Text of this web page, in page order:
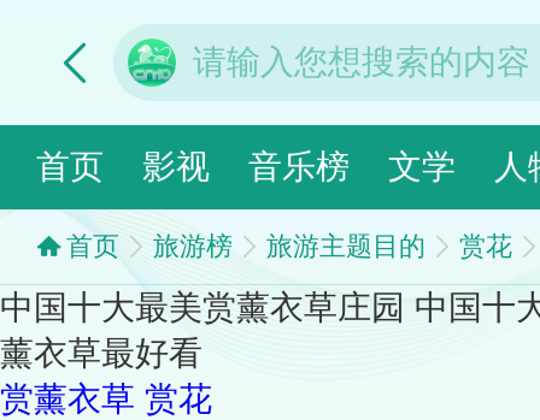
首页 影视 音乐榜 文学 人
首页 旅游榜 旅游主题目的 赏花
中国十大最美赏薰衣草庄园 中国十
薰衣草最好看
赏薰衣草 赏花